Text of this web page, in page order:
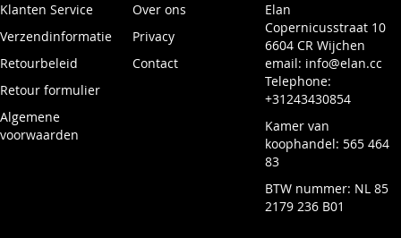
Klanten Service
Verzendinformatie
Retourbeleid
Retour formulier
Algemene
voorwaarden
Over ons
Privacy
Contact
Elan
Copernicusstraat 10
6604 CR Wijchen
email: info@elan.cc
Telephone:
+31243430854
Kamer van
koophandel: 565 464
83
BTW nummer: NL 85
2179 236 B01